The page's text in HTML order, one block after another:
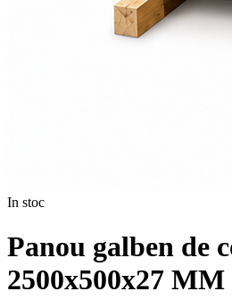
In stoc
Panou galben de
2500x500x27 MM